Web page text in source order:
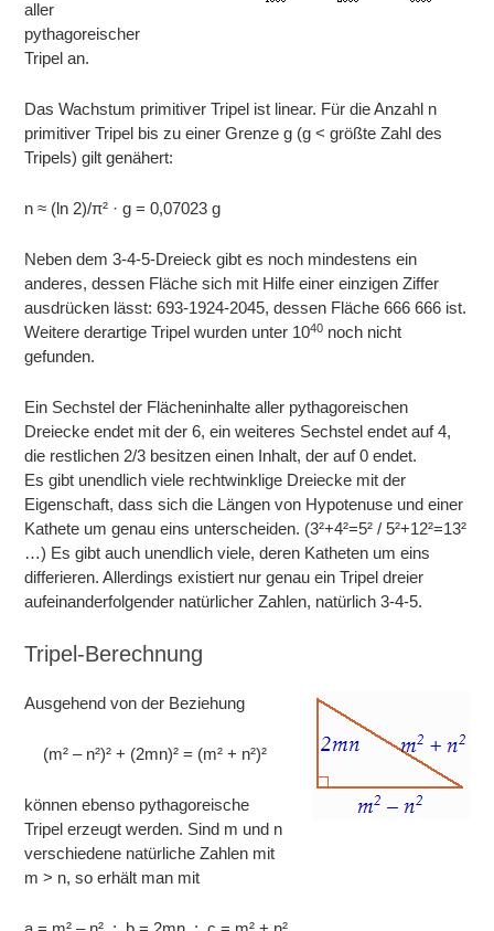
aller
pythagoreischer
Tripel an.
Das Wachstum primitiver Tripel ist linear. Für die Anzahl n
primitiver Tripel bis zu einer Grenze g (g < größte Zahl des
Tripels) gilt genähert:
n ≈ (ln 2)/π² · g = 0,07023 g
Neben dem 3-4-5-Dreieck gibt es noch mindestens ein
anderes, dessen Fläche sich mit Hilfe einer einzigen Ziffer
ausdrücken lässt: 693-1924-2045, dessen Fläche 666 666 ist.
Weitere derartige Tripel wurden unter 1040 noch nicht
gefunden.
Ein Sechstel der Flächeninhalte aller pythagoreischen
Dreiecke endet mit der 6, ein weiteres Sechstel endet auf 4,
die restlichen 2/3 besitzen einen Inhalt, der auf 0 endet.
Es gibt unendlich viele rechtwinklige Dreiecke mit der
Eigenschaft, dass sich die Längen von Hypotenuse und einer
Kathete um genau eins unterscheiden. (3²+4²=5² / 5²+12²=13²
…) Es gibt auch unendlich viele, deren Katheten um eins
differieren. Allerdings existiert nur genau ein Tripel dreier
aufeinanderfolgender natürlicher Zahlen, natürlich 3-4-5.
Tripel-Berechnung
Ausgehend von der Beziehung
(m² – n²)² + (2mn)² = (m² + n²)²
können ebenso pythagoreische
Tripel erzeugt werden. Sind m und n
verschiedene natürliche Zahlen mit
m > n, so erhält man mit